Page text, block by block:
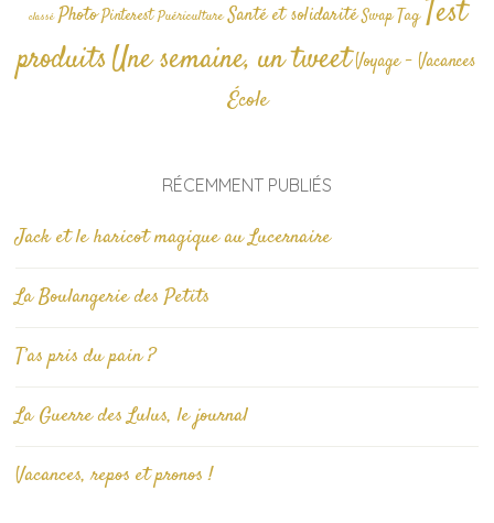
classé Photo Pinterest Puériculture Santé et solidarité Swap TagTest
produitsUne semaine, un tweetVoyage - Vacances
École
RÉCEMMENT PUBLIÉS
Jack et le haricot magique au Lucernaire
La Boulangerie des Petits
T’as pris du pain ?
La Guerre des Lulus, le journal
Vacances, repos et pronos !